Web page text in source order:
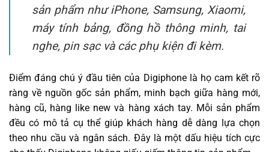
sản phẩm như iPhone, Samsung, Xiaomi,
máy tính bảng, đồng hồ thông minh, tai
nghe, pin sạc và các phụ kiện đi kèm.
Điểm đáng chú ý đầu tiên của Digiphone là họ cam kết rõ
ràng về nguồn gốc sản phẩm, minh bạch giữa hàng mới,
hàng cũ, hàng like new và hàng xách tay. Mỗi sản phẩm
đều có mô tả cụ thể giúp khách hàng dễ dàng lựa chọn
theo nhu cầu và ngân sách. Đây là một dấu hiệu tích cực